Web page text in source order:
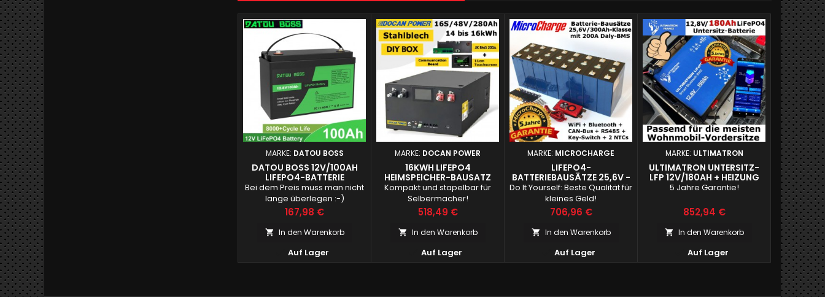
MARKE: DATOU BOSS
DATOU BOSS 12V/100AH
LIFEPO4-BATTERIE
Bei dem Preis muss man nicht
lange überlegen :-)
Preis
167,98 €
 In den Warenkorb
Auf Lager
MARKE: DOCAN POWER
16KWH LIFEPO4
HEIMSPEICHER-BAUSATZ
Kompakt und stapelbar für
Selbermacher!
Preis
518,49 €
 In den Warenkorb
Auf Lager
MARKE: MICROCHARGE
LIFEPO4-
BATTERIEBAUSÄTZE 25,6V -
300AH-KLASSE
Do It Yourself: Beste Qualität für
kleines Geld!
Preis
706,96 €
 In den Warenkorb
Auf Lager
MARKE: ULTIMATRON
ULTIMATRON UNTERSITZ-
LFP 12V/180AH + HEIZUNG
5 Jahre Garantie!
Preis
852,94 €
 In den Warenkorb
Auf Lager